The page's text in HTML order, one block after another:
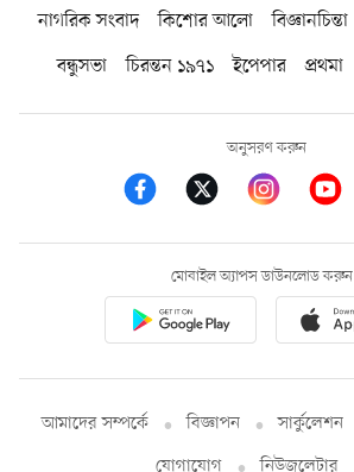
নাগরিক সংবাদ কিশোর আলো বিজ্ঞানচিন্তা
বন্ধুসভা
চিরন্তন ১৯৭১ ইপেপার প্রথমা
অনুসরণ করুন
মোবাইল অ্যাপস ডাউনলোড করুন
আমাদের সম্পর্কে বিজ্ঞাপন সার্কুলেশন
যোগাযোগ
নিউজলেটার